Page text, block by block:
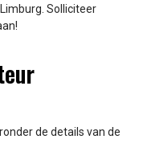
Solliciteer
de details van de